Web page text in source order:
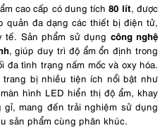
cao cấp có dung tích80 lít, được
quản đa dạng các thiết bị điện tử,
tế. Sản phẩm sử dụng công nghệ
, giúp duy trì độ ẩm ổn định trong
đa tình trạng nấm mốc và oxy hóa.
bị nhiều tiện ích nổi bật như
hình LED hiển thị độ ẩm, khay
gỉ, mang đến trải nghiệm sử dụng
sản phẩm cùng phân khúc.